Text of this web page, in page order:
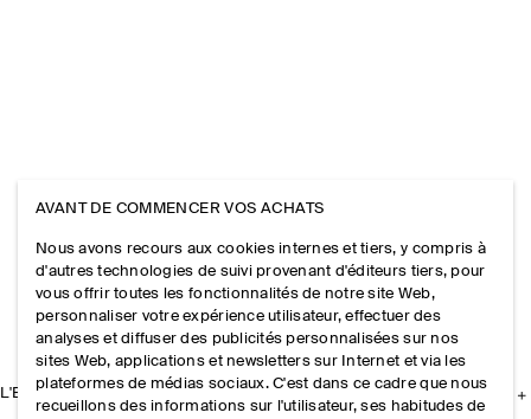
L'ENTREPRISE
AVANT DE COMMENCER VOS ACHATS
Nous avons recours aux cookies internes et tiers, y compris à
d'autres technologies de suivi provenant d'éditeurs tiers, pour
vous offrir toutes les fonctionnalités de notre site Web,
personnaliser votre expérience utilisateur, effectuer des
analyses et diffuser des publicités personnalisées sur nos
sites Web, applications et newsletters sur Internet et via les
plateformes de médias sociaux. C'est dans ce cadre que nous
recueillons des informations sur l'utilisateur, ses habitudes de